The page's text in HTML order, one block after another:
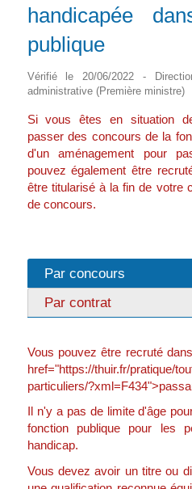
handicapée
publique
Vérifié le 20/06/2022 -
administrative (Première ministre)
Si vous êtes en situation
passer des concours de la
d'un aménagement pour
pouvez également être
être titularisé à la fin de votre
de concours.
Par concours
Par contrat
Vous pouvez être recruté
href="https://thuir.fr/pratique/
particuliers/
Il n'y a pas de limite d'âge
fonction publique pour les
handicap.
Vous devez avoir un titre ou